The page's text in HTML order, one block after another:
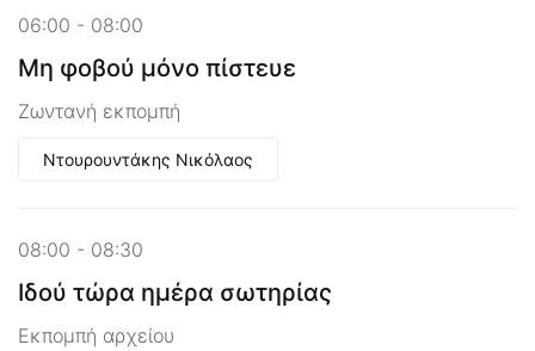
06:00 - 08:00
Μη φοβού μόνο πίστευε
Ζωντανή εκπομπή
Ντουρουντάκης Νικόλαος
08:00 - 08:30
Ιδού τώρα ημέρα σωτηρίας
Εκπομπή αρχείου